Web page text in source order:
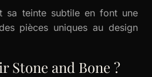
sa teinte subtile en font une
pièces uniques au design
Stone and Bone ?